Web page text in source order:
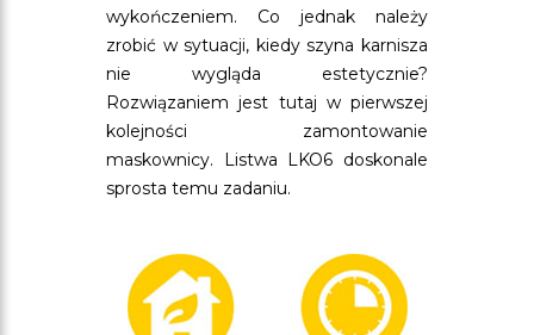
wykończeniem. Co jednak należy
zrobić w sytuacji, kiedy szyna karnisza
nie wygląda estetycznie?
Rozwiązaniem jest tutaj w pierwszej
kolejności zamontowanie
maskownicy. Listwa LKO6 doskonale
sprosta temu zadaniu.